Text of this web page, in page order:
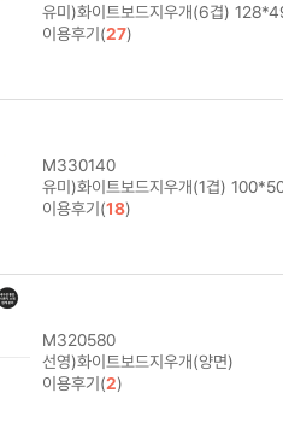
유미)화이트보드지우개(6겹)
이용후기(27)
M330140
유미)화이트보드지우개(1겹)
이용후기(18)
M320580
선영)화이트보드지우개(양면)
이용후기(2)